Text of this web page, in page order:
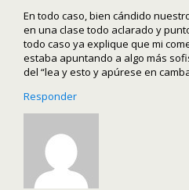
En todo caso, bien cándido
en una clase todo aclarado y
todo caso ya explique que mi
estaba apuntando a algo más
del “lea y esto y apúrese en
Responder